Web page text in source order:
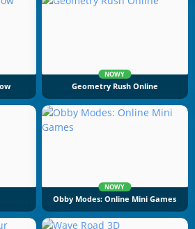
NOWY
Geometry Rush Online
NOWY
Obby Modes: Online Mini Games